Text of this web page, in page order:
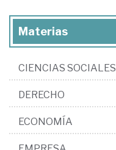
Materias
CIENCIAS SOCIALES
DERECHO
ECONOMÍA